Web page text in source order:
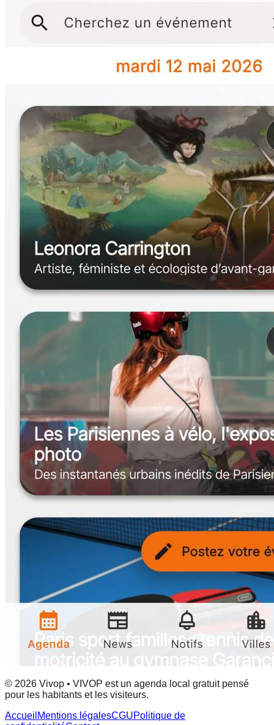
© 2026 Vivop • VIVOP est un agenda local gratuit pensé
pour les habitants et les visiteurs.
Accueil Mentions légalesCGUPolitique de